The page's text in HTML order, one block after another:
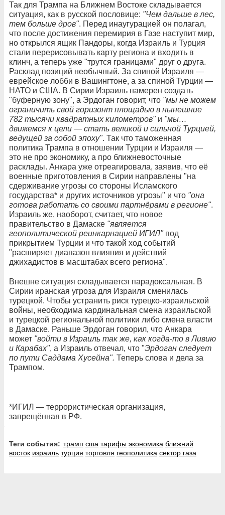
Так для Трампа на Ближнем Востоке складывается
ситуация, как в русской пословице: "Чем дальше в лес,
тем больше дров". Перед инаугурацией он полагал,
что после достижения перемирия в Газе наступит мир,
но открылся ящик Пандоры, когда Израиль и Турция
стали перерисовывать карту региона и входить в
клинч, а теперь уже "трутся границами" друг о друга.
Расклад позиций необычный. За спиной Израиля —
еврейское лобби в Вашингтоне, а за спиной Турции —
НАТО и США. В Сирии Израиль намерен создать
"буферную зону", а Эрдоган говорит, что "мы не можем
ограничить свой горизонт площадью в нынешние
782 тысячи квадратных километров"и "мы…
движемся к цели — стать великой и сильной Турцией,
ведущей за собой эпоху". Так что таможенная
политика Трампа в отношении Турции и Израиля —
это не про экономику, а про ближневосточные
расклады. Анкара уже отреагировала, заявив, что её
военные приготовления в Сирии направлены "на
сдерживание угрозы со стороны Исламского
государства* и других источников угрозы" и что "она
готова работать со своими партнёрами в регионе".
Израиль же, наоборот, считает, что новое
правительство в Дамаске "является
геополитической реинкарнацией ИГИЛ"под
прикрытием Турции и что такой ход событий
"расширяет диапазон влияния и действий
джихадистов в масштабах всего региона".
Внешне ситуация складывается парадоксальная. В
Сирии иранская угроза для Израиля сменилась
турецкой. Чтобы устранить риск турецко-израильской
войны, необходима кардинальная смена израильской
и турецкой региональной политики либо смена власти
в Дамаске. Раньше Эрдоган говорил, что Анкара
может "войти в Израиль так же, как когда-то в Ливию
и Карабах", а Израиль отвечал, что "Эрдоган следует
по пути Саддама Хусейна". Теперь слова и дела за
Трампом.
*ИГИЛ — террористическая организация,
запрещённая в РФ.
Теги события: трамп сша тарифы экономика ближний
восток израиль турция торговля геополитика сектор газа